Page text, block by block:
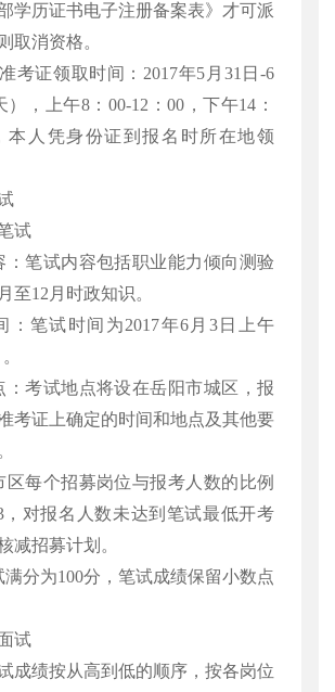
学历证书电子注册备案表》才可派
取消资格。
考证领取时间： 2017年5月31日-6
），上午8：00-12：00，下午14：
本人凭身份证到报名时所在地领
试
：笔试内容包括职业能力倾向测验
至12月时政知识。
：笔试时间为2017年6月3日上午
：考试地点将设在岳阳市城区，报
考证上确定的时间和地点及其他要
区每个招募岗位与报考人数的比例
，对报名人数未达到笔试最低开考
减招募计划。
满分为100分，笔试成绩保留小数点
试
成绩按从高到低的顺序，按各岗位